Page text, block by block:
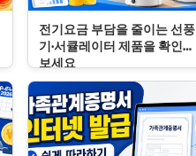
전기요금 부담을 줄이는 선풍
기·서큘레이터 제품을 확인해
보세요